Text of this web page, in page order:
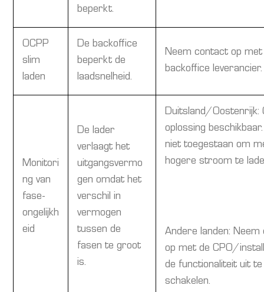
beperkt.
OCPP
slim
laden
De backoffice
beperkt de
laadsnelheid.
Neem contact op met
backoffice
Monitori
ng van
fase-
ongelijkh
eid
De lader
verlaagt het
uitgangsvermo
gen omdat het
verschil in
vermogen
tussen de
fasen te groot
is.
Duitsland/Oostenrijk:
oplossing
niet toegestaan om
hogere stroom te
Andere landen:
op met de CPO/
de functionaliteit uit te
schakelen.